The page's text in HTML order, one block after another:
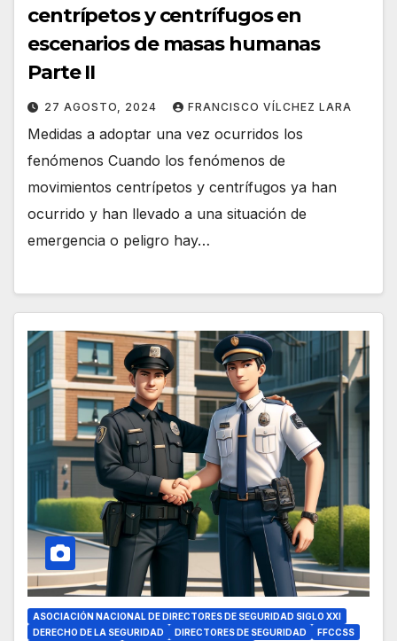
centrípetos y centrífugos en
escenarios de masas humanas
Parte II
27 AGOSTO, 2024 FRANCISCO VÍLCHEZ LARA
Medidas a adoptar una vez ocurridos los
fenómenos Cuando los fenómenos de
movimientos centrípetos y centrífugos ya han
ocurrido y han llevado a una situación de
emergencia o peligro hay…
ASOCIACIÓN NACIONAL DE DIRECTORES DE SEGURIDAD SIGLO XXI
DERECHO DE LA SEGURIDAD
DIRECTORES DE SEGURIDAD
FFCCSS